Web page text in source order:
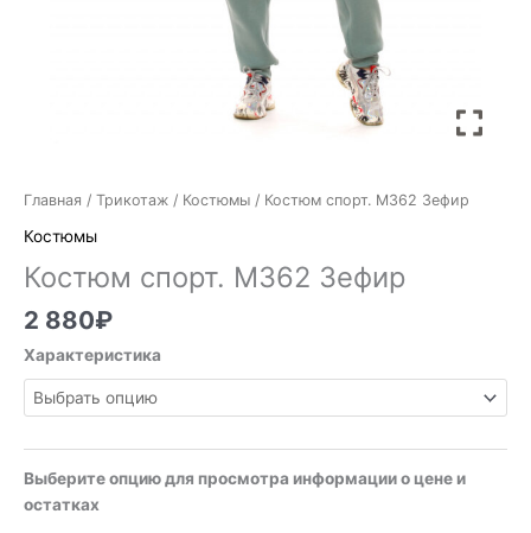
Главная / Трикотаж / Костюмы / Костюм спорт. М362 Зефир
Костюмы
Костюм спорт. М362 Зефир
2 880₽
Характеристика
Выберите опцию для просмотра информации о цене и
остатках